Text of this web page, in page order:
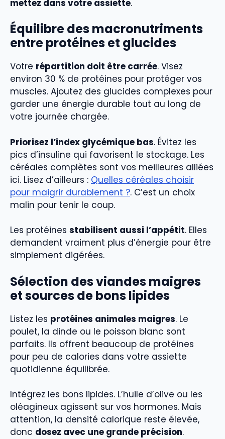
mettez dans votre assiette.
Équilibre des macronutriments
entre protéines et glucides
Votre répartition doit être carrée. Visez
environ 30 % de protéines pour protéger vos
muscles. Ajoutez des glucides complexes pour
garder une énergie durable tout au long de
votre journée chargée.
Priorisez l’index glycémique bas. Évitez les
pics d’insuline qui favorisent le stockage. Les
céréales complètes sont vos meilleures alliées
ici. Lisez d’ailleurs : Quelles céréales choisir
pour maigrir durablement ?. C’est un choix
malin pour tenir le coup.
Les protéines stabilisent aussi l’appétit. Elles
demandent vraiment plus d’énergie pour être
simplement digérées.
Sélection des viandes maigres
et sources de bons lipides
Listez les protéines animales maigres. Le
poulet, la dinde ou le poisson blanc sont
parfaits. Ils offrent beaucoup de protéines
pour peu de calories dans votre assiette
quotidienne équilibrée.
Intégrez les bons lipides. L’huile d’olive ou les
oléagineux agissent sur vos hormones. Mais
attention, la densité calorique reste élevée,
donc dosez avec une grande précision.